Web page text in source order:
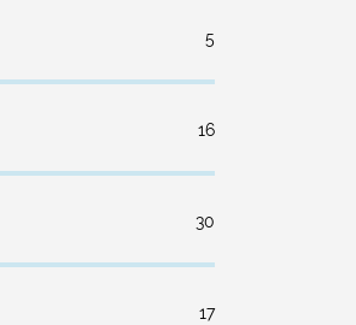
5
16
30
17